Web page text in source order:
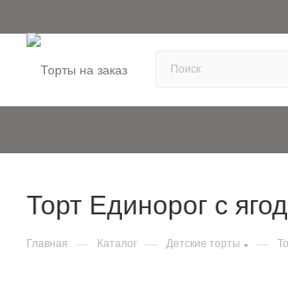
Торт Единорог с
Главная — Каталог — Детские торты —